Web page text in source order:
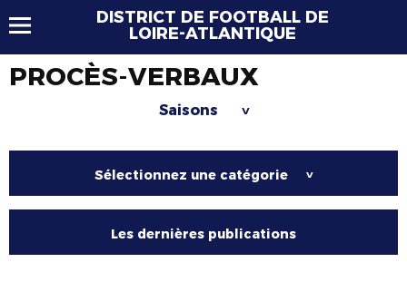
DISTRICT DE FOOTBALL DE
LOIRE-ATLANTIQUE
PROCÈS-VERBAUX
Saisons >
Sélectionnez une catégorie >
Les dernières publications